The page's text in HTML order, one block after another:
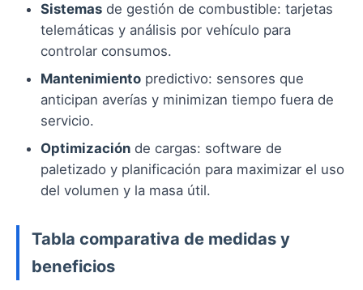
Sistemas de gestión de combustible: tarjetas
telemáticas y análisis por vehículo para
controlar consumos.
Mantenimiento predictivo: sensores que
anticipan averías y minimizan tiempo fuera de
servicio.
Optimización de cargas: software de
paletizado y planificación para maximizar el uso
del volumen y la masa útil.
Tabla comparativa de medidas y
beneficios